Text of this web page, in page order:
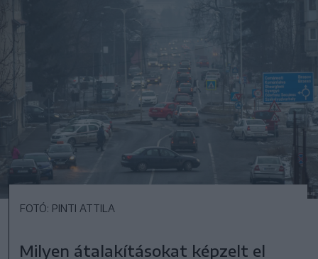
FOTÓ: PINTI ATTILA
Milyen átalakításokat képzelt el